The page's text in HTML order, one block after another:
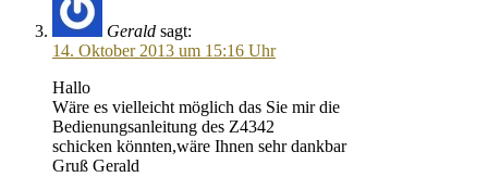
Gerald sagt:
14. Oktober 2013 um 15:16 Uhr
Hallo
Wäre es vielleicht möglich das Sie mir die
Bedienungsanleitung des Z4342
schicken könnten,wäre Ihnen sehr dankbar
Gruß Gerald